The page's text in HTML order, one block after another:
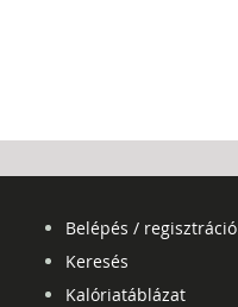
Belépés / regisztráció
Keresés
Kalóriatáblázat